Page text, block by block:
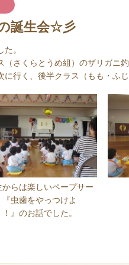
誕生会☆彡
。
さくらとうめ組）のザリガニ
行く、後半クラス（もも・ふじ
からは楽しいペープサー
『虫歯をやっつけよ
！』のお話でした。